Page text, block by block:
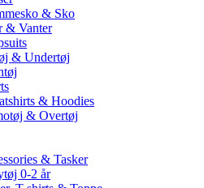
& Sko
& Vanter
& Undertøj
& Hoodies
& Overtøj
& Tasker
0-2 år